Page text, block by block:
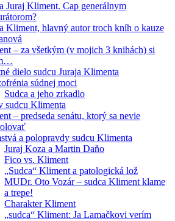
Juraj Kliment. Cap generálnym
Kliment, hlavný autor troch kníh o kauze
– za všetkým (v mojich 3 knihách) si
dielo sudcu Juraja Klimenta
súdnej moci
Sudca a jeho zrkadlo
sudcu Klimenta
– predseda senátu, ktorý sa nevie
a polopravdy sudcu Klimenta
Juraj Koza a Martin Daňo
Fico vs. Kliment
„Sudca“ Kliment a patologická lož
MUDr. Oto Vozár – sudca Kliment klame
a trepe!
Charakter Kliment
„sudca“ Kliment: Ja Lamačkovi verím